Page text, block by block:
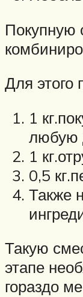
Покупную
Для этого
1
любую
1
0,5
Также
Такую
этапе
гораздо